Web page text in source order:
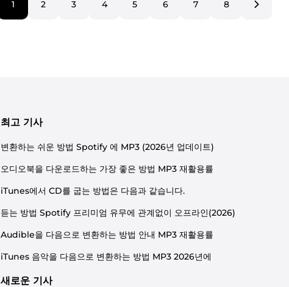
1 2 3 4 5 6 7 8
최고 기사
변환하는 쉬운 방법 Spotify 에 MP3 (2026년 업데이트)
오디오북을 다운로드하는 가장 좋은 방법 MP3 재활용률
iTunes에서 CD를 굽는 방법은 다음과 같습니다.
듣는 방법 Spotify 프리미엄 유무에 관계없이 오프라인(2026)
Audible을 다음으로 변환하는 방법 안내 MP3 재활용률
iTunes 음악을 다음으로 변환하는 방법 MP3 2026년에
새로운 기사